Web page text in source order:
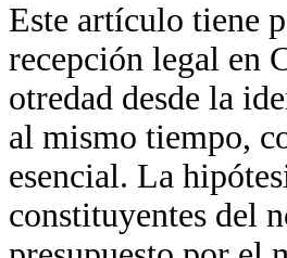
Este artículo tiene
recepción legal en
otredad desde la
al mismo tiempo,
esencial. La
constituyentes del